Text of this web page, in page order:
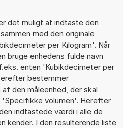
det muligt at indtaste den
med den originale
per Kilogram'. Når
bruge enhedens fulde navn
enten 'Kubikdecimeter per
bestemmer
den måleenhed, der skal
volumen'. Herefter
indtastede værdi i alle de
kender. I den resulterende liste